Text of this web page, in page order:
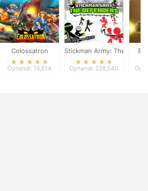
Colossatron
Oynandı: 16,614
Stickman Army: The
Oynandı: 228,540